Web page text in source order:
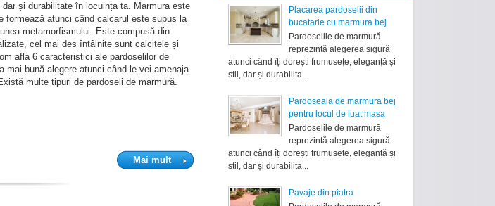
Placarea pardoselii din
bucatarie cu marmura bej
Pardoselile de marmură
reprezintă alegerea sigură
atunci când îți dorești frumusețe, eleganță și
stil, dar și durabilita...
Pardoseala de marmura bej
pentru locul de luat masa
Pardoselile de marmură
reprezintă alegerea sigură
atunci când îți dorești frumusețe, eleganță și
stil, dar și durabilita...
Pavaje din piatra
și durabilitate în locuința ta. Marmura este
formează atunci când calcarul este supus la
metamorfismului. Este compusă din
cel mai des întâlnite sunt calcitele și
afla 6 caracteristici ale pardoselilor de
mai bună alegere atunci când le vei amenaja
multe tipuri de pardoseli de marmură.
Mai mult